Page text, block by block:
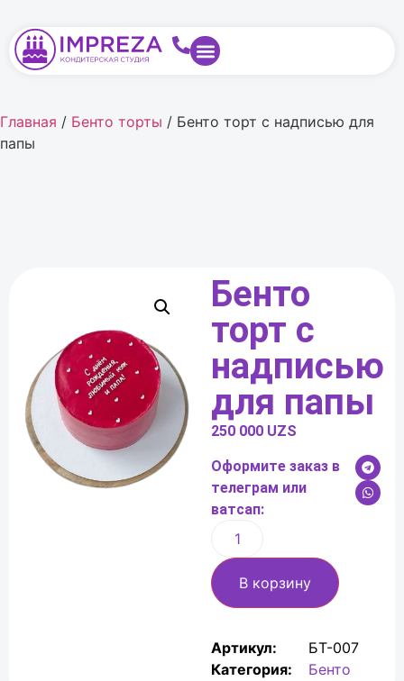
Главная / Бенто торты / Бенто торт с надписью для
папы
Бенто
торт с
надписью
для папы
250 000 UZS
Оформите заказ в
телеграм или
ватсап:
В корзину
Артикул:
БТ-007
Категория:
Бенто